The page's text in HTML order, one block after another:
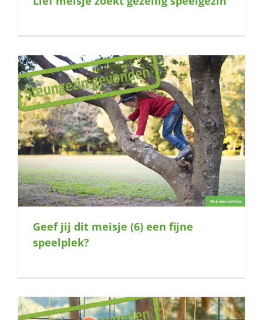
Geef jij dit meisje (6) een fijne
speelplek?